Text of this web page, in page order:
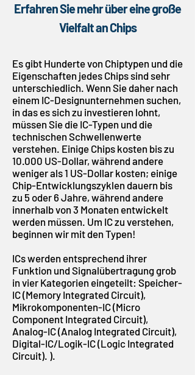
Erfahren Sie mehr über eine große
Vielfalt an Chips
Es gibt Hunderte von Chiptypen und die
Eigenschaften jedes Chips sind sehr
unterschiedlich. Wenn Sie daher nach
einem IC-Designunternehmen suchen,
in das es sich zu investieren lohnt,
müssen Sie die IC-Typen und die
technischen Schwellenwerte
verstehen. Einige Chips kosten bis zu
10.000 US-Dollar, während andere
weniger als 1 US-Dollar kosten; einige
Chip-Entwicklungszyklen dauern bis
zu 5 oder 6 Jahre, während andere
innerhalb von 3 Monaten entwickelt
werden müssen. Um IC zu verstehen,
beginnen wir mit den Typen!
ICs werden entsprechend ihrer
Funktion und Signalübertragung grob
in vier Kategorien eingeteilt: Speicher-
IC (Memory Integrated Circuit),
Mikrokomponenten-IC (Micro
Component Integrated Circuit),
Analog-IC (Analog Integrated Circuit),
Digital-IC/Logik-IC (Logic Integrated
Circuit). ).